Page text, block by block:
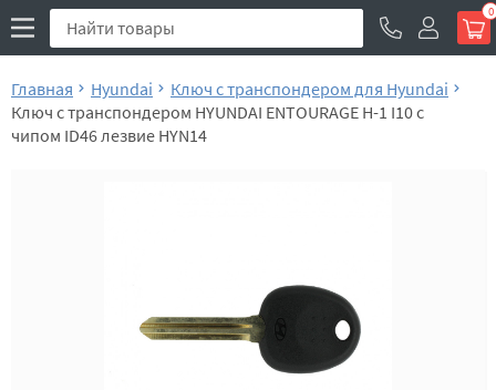
0
Главная Hyundai
Ключ с транспондером для Hyundai
Ключ с транспондером HYUNDAI ENTOURAGE H-1 I10 с
чипом ID46 лезвие HYN14